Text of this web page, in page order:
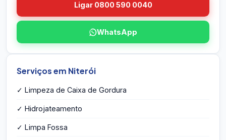
Ligar 0800 590 0040
WhatsApp
Serviços em Niterói
✓ Limpeza de Caixa de Gordura
✓ Hidrojateamento
✓ Limpa Fossa